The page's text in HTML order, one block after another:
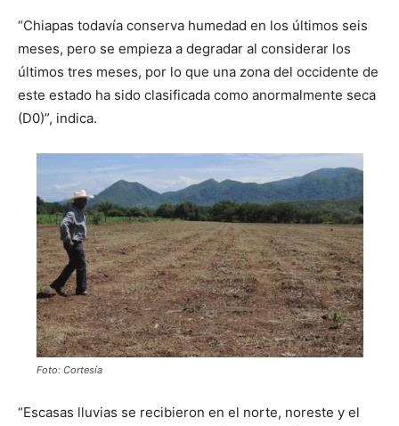
“Chiapas todavía conserva humedad en los últimos seis
meses, pero se empieza a degradar al considerar los
últimos tres meses, por lo que una zona del occidente de
este estado ha sido clasificada como anormalmente seca
(D0)”, indica.
Foto: Cortesía
“Escasas lluvias se recibieron en el norte, noreste y el